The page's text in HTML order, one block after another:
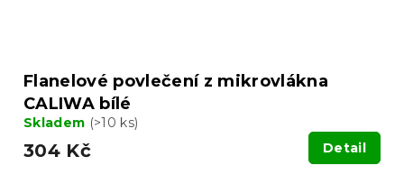
Flanelové povlečení z mikrovlákna
CALIWA bílé
Skladem (>10 ks)
304 Kč Detail